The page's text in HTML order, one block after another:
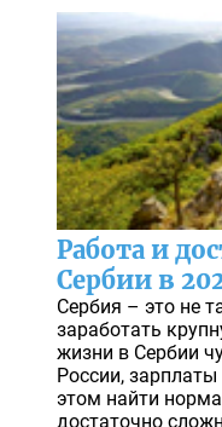
Работа и
Сербии в
Сербия – это не
заработать
жизни в Сербии
России,
этом найти
достаточно